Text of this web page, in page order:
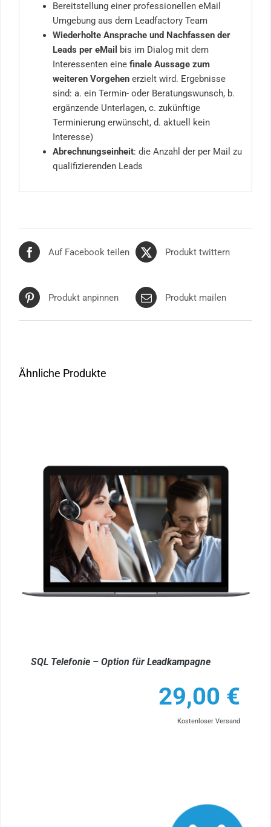
Bereitstellung einer professionellen eMail
Umgebung aus dem Leadfactory Team
Wiederholte Ansprache und Nachfassen der
Leads per eMail
bis im Dialog mit dem
Interessenten einefinale Aussage zum
weiteren Vorgehen erzielt wird. Ergebnisse
sind: a. ein Termin- oder Beratungswunsch, b.
ergänzende Unterlagen, c. zukünftige
Terminierung erwünscht, d. aktuell kein
Interesse)
Abrechnungseinheit: die Anzahl der per Mail zu
qualifizierenden Leads
Auf Facebook teilen Produkt twittern
Produkt anpinnen Produkt mailen
Ähnliche Produkte
SQL Telefonie – Option für Leadkampagne
29,00 €
Kostenloser Versand